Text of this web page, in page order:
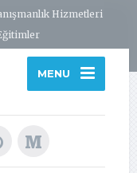
Hizmetleri
MENU